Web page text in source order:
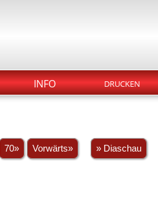
INFO DRUCKEN
70» Vorwärts» » Diaschau